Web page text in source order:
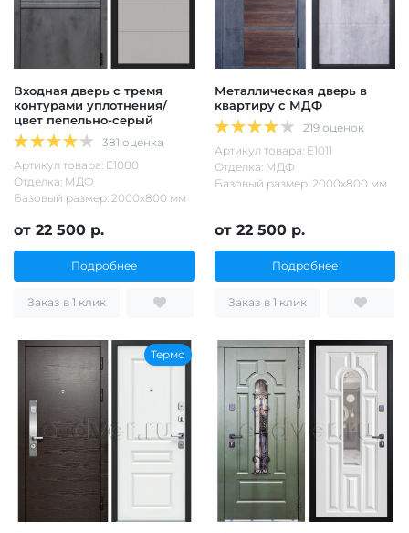
Входная дверь с тремя
контурами уплотнения/
цвет пепельно-серый
381 оценка
Артикул товара: Е1080
Отделка: МДФ
Базовый размер: 2000х800 мм
от 22 500 р.
Подробнее
Заказ в 1 клик
Металлическая дверь в
квартиру с МДФ
219 оценок
Артикул товара: Е1011
Отделка: МДФ
Базовый размер: 2000х800 мм
от 22 500 р.
Подробнее
Заказ в 1 клик
Термо